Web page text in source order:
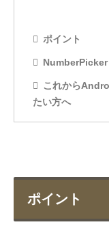
ポイント
NumberPicker
これから
たい方へ
ポイント